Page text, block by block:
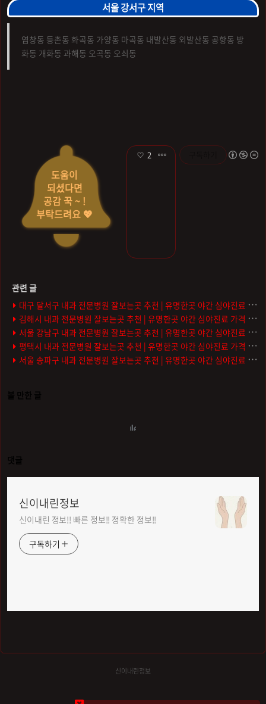
서울 강서구 지역
염창동 등촌동 화곡동 가양동 마곡동 내발산동 외발산동 공항동 방
화동 개화동 과해동 오곡동 오쇠동
도움이
되셨다면
공감 꾹 ~ !
부탁드려요 💖
2
대구 달서구 내과 전문병원 잘보는곳 추천 | 유명한곳 야간 심야진료 가격 비용 금액 후기 주말 토요일 일요일 잘하는곳
김해시 내과 전문병원 잘보는곳 추천 | 유명한곳 야간 심야진료 가격 비용 금액 후기 주말 토요일 일요일 잘하는곳
서울 강남구 내과 전문병원 잘보는곳 추천 | 유명한곳 야간 심야진료 가격 비용 금액 후기 주말 토요일 일요일 잘하는곳
평택시 내과 전문병원 잘보는곳 추천 | 유명한곳 야간 심야진료 가격 비용 금액 후기 주말 토요일 일요일 잘하는곳
서울 송파구 내과 전문병원 잘보는곳 추천 | 유명한곳 야간 심야진료 가격 비용 금액 후기 주말 토요일 일요일 잘하는곳
볼 만한 글
댓글
신이내린정보
신이내린 정보!! 빠른 정보!! 정확한 정보!!
구독하기
신이내린정보